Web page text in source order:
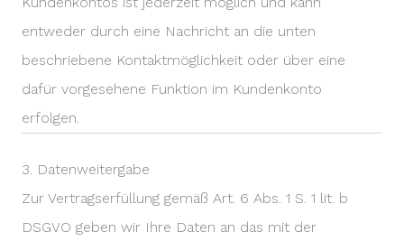
entweder durch eine Nachricht an die unten
beschriebene Kontaktmöglichkeit oder über eine
dafür vorgesehene Funktion im Kundenkonto
erfolgen.
3. Datenweitergabe
Zur Vertragserfüllung gemäß Art. 6 Abs. 1 S. 1 lit. b
DSGVO geben wir Ihre Daten an das mit der